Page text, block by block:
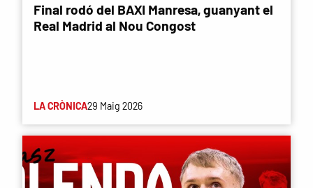
Final rodó del BAXI Manresa, guanyant el
Real Madrid al Nou Congost
LA CRÒNICA29 Maig 2026